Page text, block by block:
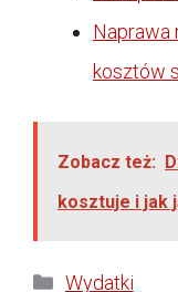
Naprawa
kosztów
Zobacz też:
kosztuje i jak
Kategorie
Wydatki